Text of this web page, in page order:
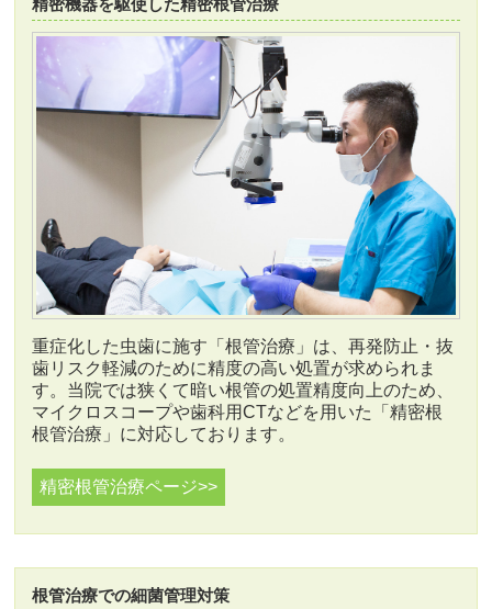
重症化した虫歯に施す「根管治療」は、再発防止・抜
歯リスク軽減のために精度の高い処置が求められま
す。当院では狭くて暗い根管の処置精度向上のため、
マイクロスコープや歯科用CTなどを用いた「精密根
根管治療」に対応しております。
精密根管治療ページ>>
根管治療での細菌管理対策